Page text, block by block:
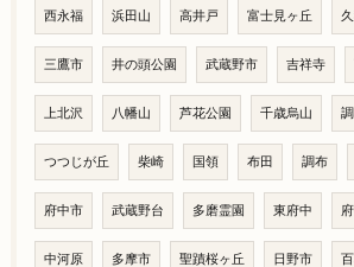
西永福 浜田山 高井戸 富士見ヶ丘
三鷹市 井の頭公園 武蔵野市 吉祥寺
上北沢 八幡山 芦花公園 千歳烏山
つつじが丘 柴崎 国領 布田 調布
府中市 武蔵野台 多磨霊園 東府中
中河原 多摩市 聖蹟桜ヶ丘 日野市